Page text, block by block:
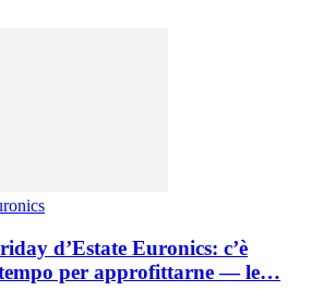
d’Estate Euronics: c’è
per approfittarne — le…